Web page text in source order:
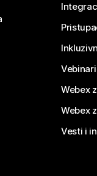
Webex
Webex
Vesti i